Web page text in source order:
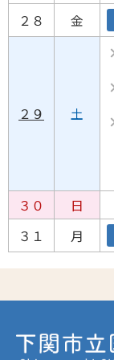
２８
金
２９ 土
３０
日
３１
月